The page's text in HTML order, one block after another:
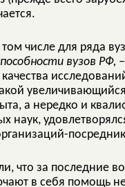
числе для ряда
вузов РФ,
а нередко и
наук,
что за последние
в себя помощь